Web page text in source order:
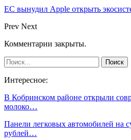
ЕС вынудил Apple открыть
Prev Next
Комментарии закрыты.
Интересное:
В Кобринском районе открыли
молоко…
Панели легковых автомобилей на
рублей…